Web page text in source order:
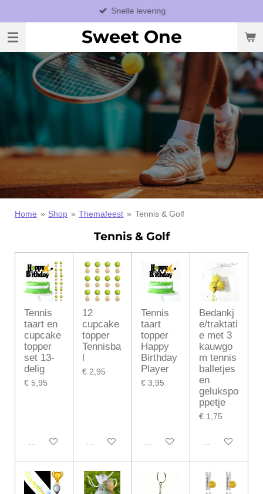
direct
naar
de
hoofdinhoud
Sweet One
Snelle levering
Home » Shop » Themafeest » Tennis & Golf
Tennis & Golf
Tennis
taart en
cupcake
topper
set 13-
delig
€ 5,95
In winkelwagen
12
cupcake
topper
Tennisba
l
€ 2,95
In winkelwagen
Tennis
taart
topper
Happy
Birthday
Player
€ 3,95
In winkelwagen
Bedankj
e/traktati
e met 3
kauwgo
m tennis
balletjes
en
gelukspo
ppetje
€ 1,75
In winkelwagen